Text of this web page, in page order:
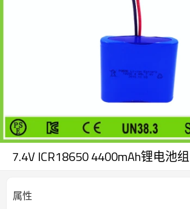
7.4V ICR18650 4400mAh锂电池组
属性